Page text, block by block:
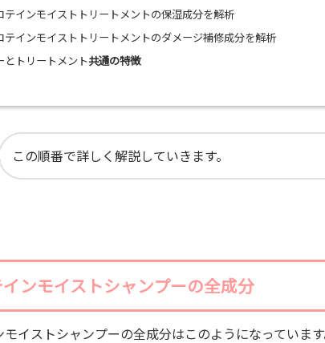
テインモイストトリートメントの保湿成分を解析
テインモイストトリートメントのダメージ補修成分を解析
とトリートメント共通の特徴
この順番で詳しく解説していきます。
ンモイストシャンプーの全成分
イストシャンプーの全成分はこのようになっています